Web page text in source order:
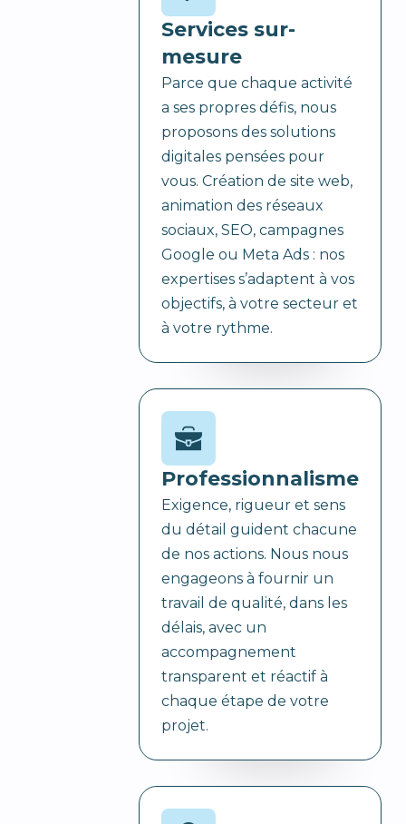
Services sur-
mesure
Parce que chaque activité
a ses propres défis, nous
proposons des solutions
digitales pensées pour
vous. Création de site web,
animation des réseaux
sociaux, SEO, campagnes
Google ou Meta Ads : nos
expertises s’adaptent à vos
objectifs, à votre secteur et
à votre rythme.
Professionnalisme
Exigence, rigueur et sens
du détail guident chacune
de nos actions. Nous nous
engageons à fournir un
travail de qualité, dans les
délais, avec un
accompagnement
transparent et réactif à
chaque étape de votre
projet.